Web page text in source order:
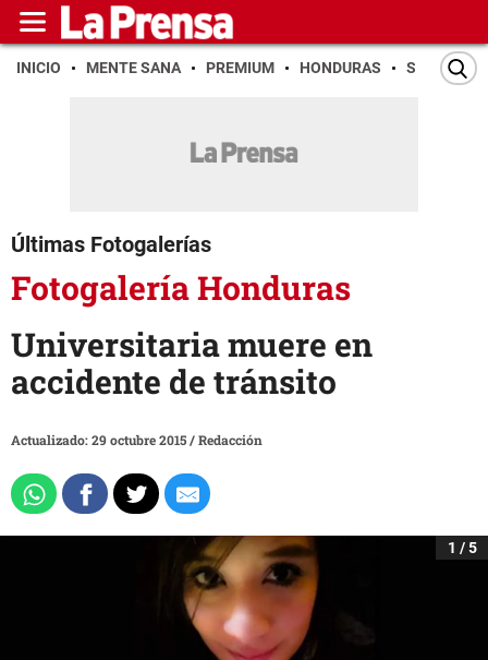
INICIO MENTE SANA PREMIUM HONDURAS SAN PEDRO
Últimas Fotogalerías
Fotogalería Honduras
Universitaria muere en
accidente de tránsito
Actualizado: 29 octubre 2015/Redacción
1 / 5